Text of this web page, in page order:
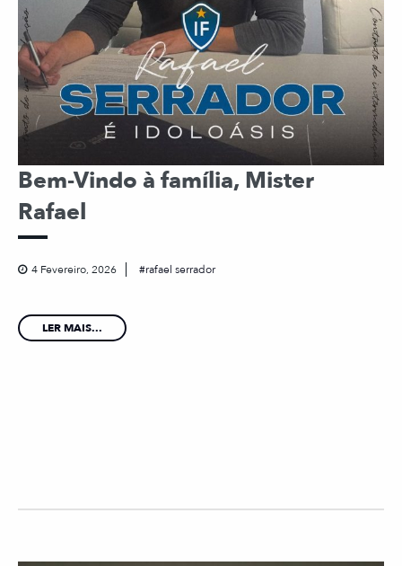
Bem-Vindo à família, Mister
Rafael
4 Fevereiro, 2026 rafael serrador
LER MAIS...